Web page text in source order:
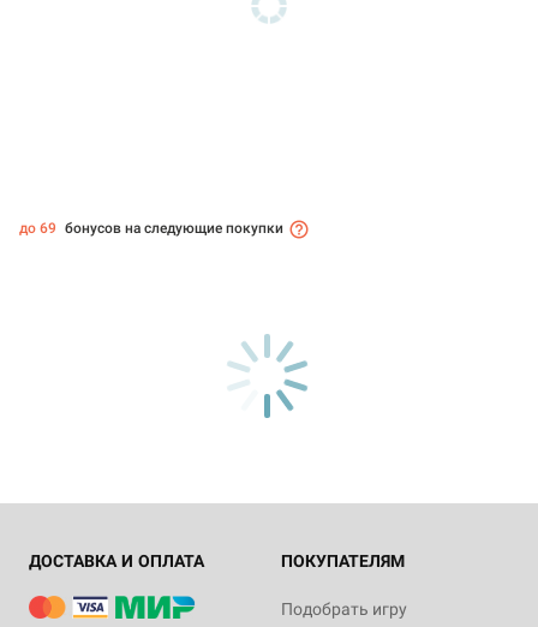
до 69 бонусов на следующие покупки
ДОСТАВКА И ОПЛАТА ПОКУПАТЕЛЯМ
Подобрать игру